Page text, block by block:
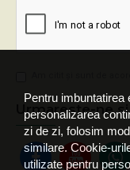
Pentru imbuntatirea
personalizarea
zi de zi, folosim
similare. Cookie-
utilizate pentru
Urmareste-ne